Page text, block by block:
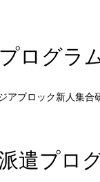
ログラ
アブロック新人集
遣プロ